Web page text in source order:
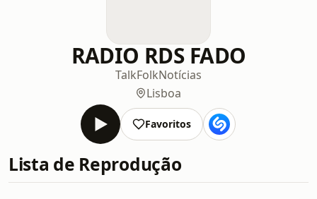
RADIO RDS FADO
TalkFolkNotícias
Lisboa
Favoritos
Lista de Reprodução